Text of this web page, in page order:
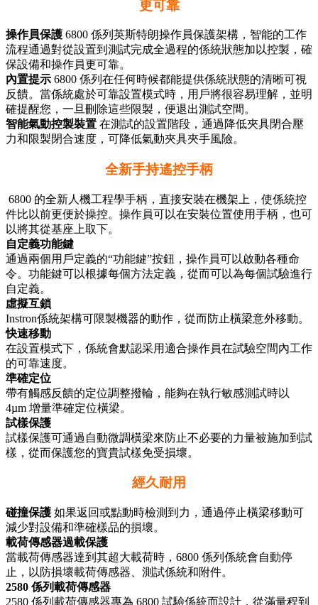
更可靠
操作員保護 6800 係列英斯特朗操作員保護架構，智能的工作
流程通過對從設置到測試完成全過程的係統狀態加以控製，確
保設備和操作員更可靠。
內置提示 6800 係列在任何時候都能提供係統狀態的清晰可視
反饋。當係統處於可靠設置模式時，用戶將很容易理解，並明
確提醒您，一旦刪除這些限製，便退出測試空間。
智能氣動控製裝置 在測試的設置階段，通過降低夾具閉合壓
力和限製閉合速度，可降低氣動夾具夾手風險。
全新手持遙控手柄
6800 的全新人機工程學手柄，直接安裝在機架上，使係統控
件比以前更便於操控。操作員可以在安裝位置使用手柄，也可
以將其從基座上取下。
自定義功能鍵
通過兩個用戶定義的“功能鍵”按鈕，操作員可以啟動各種命
令。功能鍵可以根據每個方法定義，從而可以為每個試驗進行
自定義。
虛擬互鎖
Instron係統架構可限製機器的動作，從而防止橫梁意外移動。
快速移動
在設置模式下，係統會默認采用適合操作員在試驗空間內工作
的可靠速度。
準確定位
帶有觸感反饋的定位調整撥輪，能夠在執行敏感測試時以
4µm 增量準確定位橫梁。
試樣保護
試樣保護可通過自動微調橫梁來防止不必要的力量被施加到試
樣，從而保護您的寶貴試樣免受損壞。
經久耐用
碰撞保護 如果返回或點動時檢測到力，通過停止橫梁移動可
減少對設備和準確樣品的損壞。
載荷傳感器過載保護
當載荷傳感器達到其超大載荷時，6800 係列係統會自動停
止，以防損壞載荷傳感器、測試係統和附件。
2580 係列載荷傳感器
2580 係列載荷傳感器專為 6800 試驗係統而設計，從滿量程到